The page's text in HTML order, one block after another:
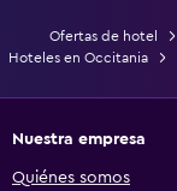
Ofertas de hotel
Hoteles en Occitania
Nuestra empresa
Quiénes somos